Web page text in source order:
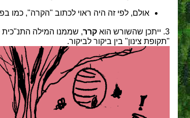
אולם, לפי זה היה ראוי לכתוב "הקרה",
3. ייתכן שהשורש הוא קרר, שממנו המילה התנ"כית
"תקופת צינון" בין ביקור לביקור.